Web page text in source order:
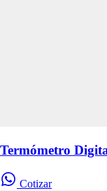
Termómetro
Cotizar